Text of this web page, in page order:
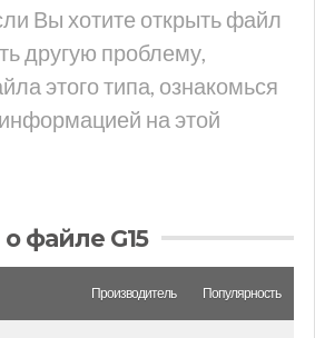
Вы хотите открыть файл
другую проблему,
этого типа, ознакомься
на этой
файле G15
Производитель Популярность